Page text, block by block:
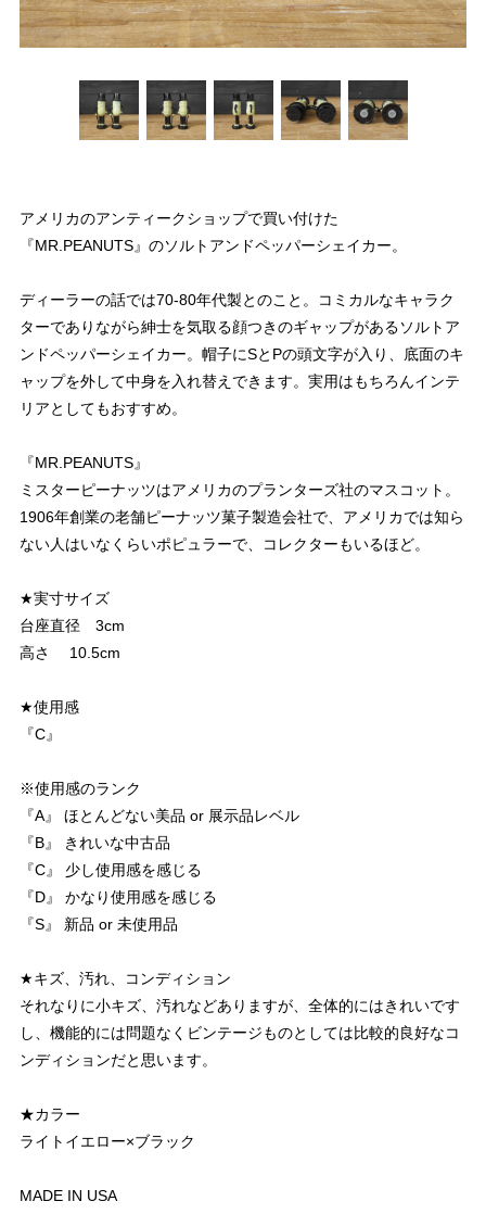
アメリカのアンティークショップで買い付けた
『MR.PEANUTS』のソルトアンドペッパーシェイカー。
ディーラーの話では70-80年代製とのこと。コミカルなキャラク
ターでありながら紳士を気取る顔つきのギャップがあるソルトア
ンドペッパーシェイカー。帽子にSとPの頭文字が入り、底面のキ
ャップを外して中身を入れ替えできます。実用はもちろんインテ
リアとしてもおすすめ。
『MR.PEANUTS』
ミスターピーナッツはアメリカのプランターズ社のマスコット。
1906年創業の老舗ピーナッツ菓子製造会社で、アメリカでは知ら
ない人はいなくらいポピュラーで、コレクターもいるほど。
★実寸サイズ
台座直径 3cm
高さ 10.5cm
★使用感
『C』
※使用感のランク
『A』 ほとんどない美品 or 展示品レベル
『B』 きれいな中古品
『C』 少し使用感を感じる
『D』 かなり使用感を感じる
『S』 新品 or 未使用品
★キズ、汚れ、コンディション
それなりに小キズ、汚れなどありますが、全体的にはきれいです
し、機能的には問題なくビンテージものとしては比較的良好なコ
ンディションだと思います。
★カラー
ライトイエロー×ブラック
MADE IN USA